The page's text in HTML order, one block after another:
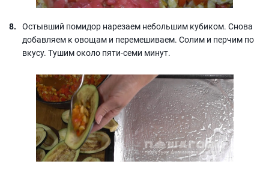
Остывший помидор нарезаем небольшим кубиком. Снова
добавляем к овощам и перемешиваем. Солим и перчим по
вкусу. Тушим около пяти-семи минут.